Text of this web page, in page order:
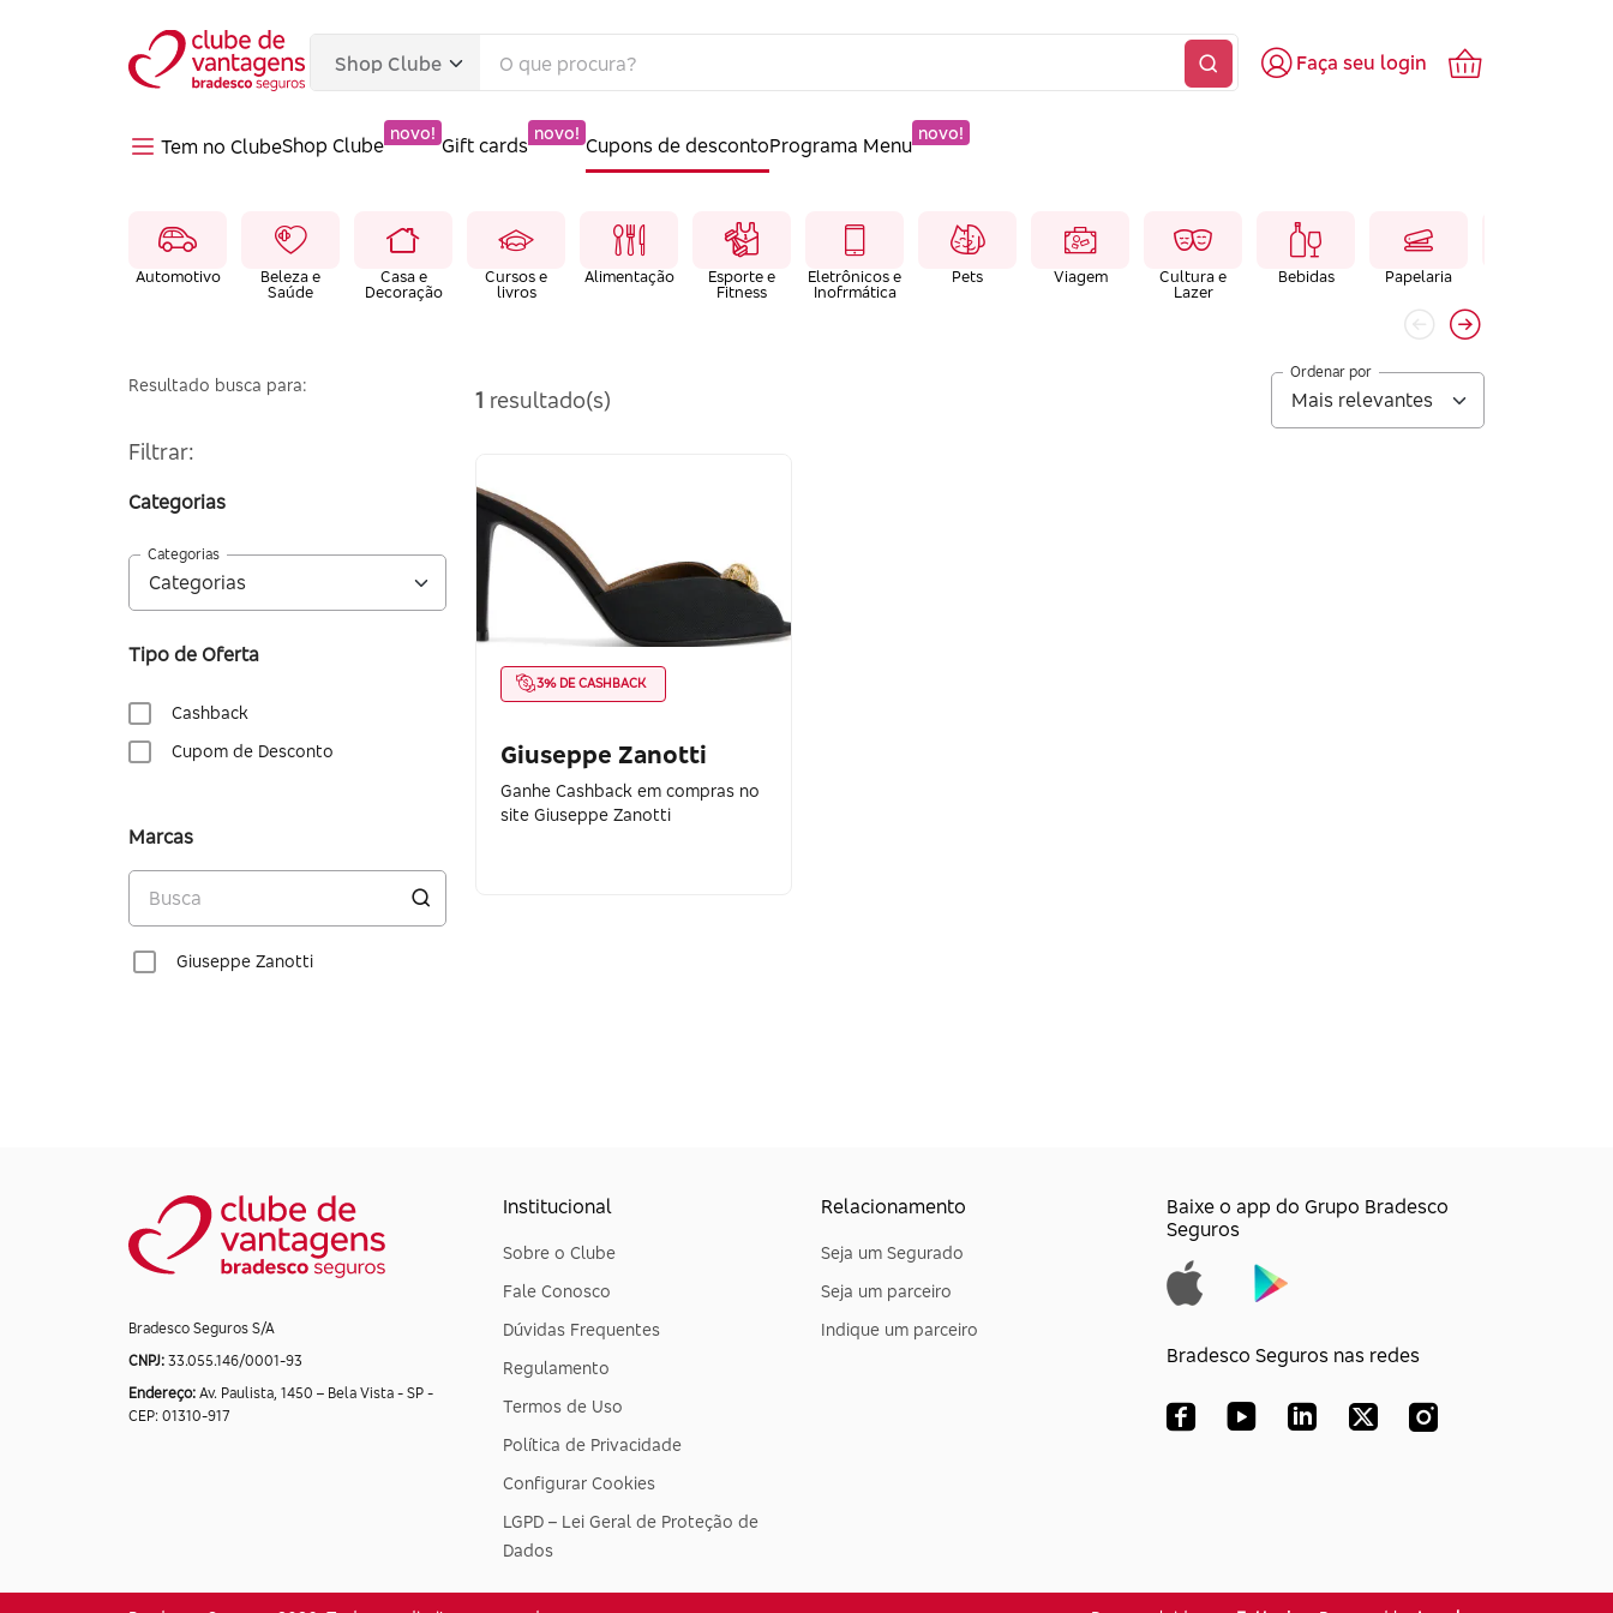
Faça seu login
Tem no ClubeShop Clube
novo!
Gift cards
novo!
Cupons de descontoPrograma Menu
novo!
Automotivo
Beleza e
Saúde
Casa e
Decoração
Cursos e
livros
Alimentação
Esporte e
Fitness
Eletrônicos e
Inofrmática
Pets Viagem
Cultura e
Lazer
Bebidas Papelaria
Resultado busca para:
Filtrar:
Categorias
Categorias
Tipo de Oferta
Cashback
Cupom de Desconto
Marcas
Giuseppe Zanotti
1 resultado(s)
Ordenar por
3% DE CASHBACK
Giuseppe Zanotti
Ganhe Cashback em compras no
site Giuseppe Zanotti
Bradesco Seguros S/A
CNPJ: 33.055.146/0001-93
Endereço: Av. Paulista, 1450 – Bela Vista - SP -
CEP: 01310-917
Institucional
Sobre o Clube
Fale Conosco
Dúvidas Frequentes
Regulamento
Termos de Uso
Política de Privacidade
Configurar Cookies
LGPD – Lei Geral de Proteção de
Dados
Relacionamento
Seja um Segurado
Seja um parceiro
Indique um parceiro
Baixe o app do Grupo Bradesco
Seguros
Bradesco Seguros nas redes